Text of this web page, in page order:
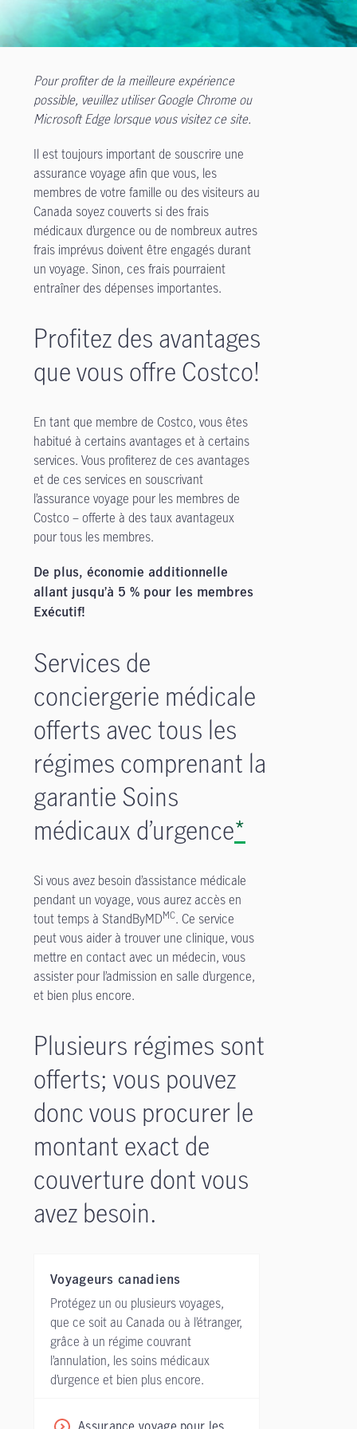
Pour profiter de la meilleure expérience
possible, veuillez utiliser Google Chrome ou
Microsoft Edge lorsque vous visitez ce site.
Il est toujours important de souscrire une
assurance voyage afin que vous, les
membres de votre famille ou des visiteurs au
Canada soyez couverts si des frais
médicaux d’urgence ou de nombreux autres
frais imprévus doivent être engagés durant
un voyage. Sinon, ces frais pourraient
entraîner des dépenses importantes.
Profitez des avantages
que vous offre Costco!
En tant que membre de Costco, vous êtes
habitué à certains avantages et à certains
services. Vous profiterez de ces avantages
et de ces services en souscrivant
l’assurance voyage pour les membres de
Costco – offerte à des taux avantageux
pour tous les membres.
De plus, économie additionnelle
allant jusqu’à 5 % pour les membres
Exécutif!
Services de
conciergerie médicale
offerts avec tous les
régimes comprenant la
garantie Soins
médicaux d’urgence*
Si vous avez besoin d’assistance médicale
pendant un voyage, vous aurez accès en
tout temps à StandByMDMC. Ce service
peut vous aider à trouver une clinique, vous
mettre en contact avec un médecin, vous
assister pour l’admission en salle d’urgence,
et bien plus encore.
Plusieurs régimes sont
offerts; vous pouvez
donc vous procurer le
montant exact de
couverture dont vous
avez besoin.
Voyageurs canadiens
Protégez un ou plusieurs voyages,
que ce soit au Canada ou à l’étranger,
grâce à un régime couvrant
l’annulation, les soins médicaux
d’urgence et bien plus encore.